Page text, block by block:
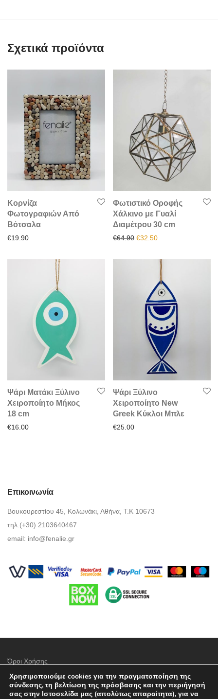
Σχετικά προϊόντα
Κορνίζα
Φωτογραφιών Από
Βότσαλα
€19.90
Φωτιστικό Οροφής
Χάλκινο με Γυαλί
Διαμέτρου 30 cm
€64.90 Original price was: €64.90.
€32.50Η τρέχουσα τιμή
Ψάρι Ματάκι Ξύλινο
Χειροποίητο Μήκος
18 cm
€16.00
Ψάρι Ξύλινο
Χειροποίητο New
Greek Κύκλοι Μπλε
€25.00
Επικοινωνία
Βουκουρεστίου 45, Κολωνάκι, Αθήνα, Τ.Κ 10673
τηλ.(+30) 2103640467
email: info@fenalie.gr
Όροι Χρήσης
Πολιτική προστασίας απορρήτου
Τρόποι Πληρωμής
Χρησιμοποιούμε cookies για την πραγματοποίηση της
σύνδεσης, τη βελτίωση της πρόσβασης και την περιήγησή
σας στην Ιστοσελίδα μας (απολύτως απαραίτητα), για να